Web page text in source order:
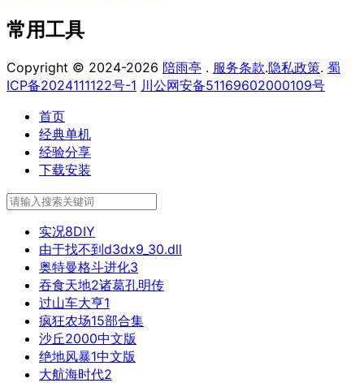
常用工具
Copyright © 2024-2026 陪雨亭 . 服务条款.隐私政策. 蜀
ICP备2024111122号-1 川公网安备51169602000109号
首页
经典单机
经验分享
下载安装
实况8DIY
由于找不到d3dx9_30.dll
奥特曼格斗进化3
吞食天地2诸葛孔明传
过山车大亨1
疯狂农场15部合集
沙丘2000中文版
绝地风暴1中文版
大航海时代2